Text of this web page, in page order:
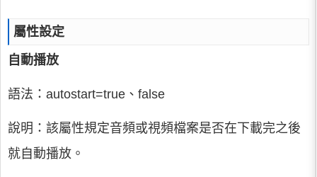
屬性設定
自動播放
語法：autostart=true、false
說明：該屬性規定音頻或視頻檔案是否在下載完之後
就自動播放。